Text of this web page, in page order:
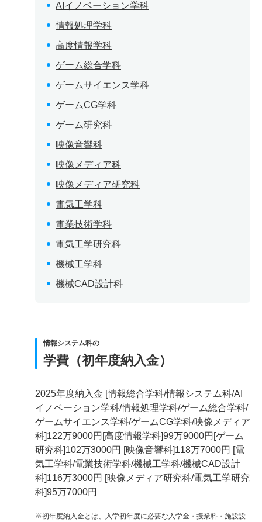
AIイノベーション学科
情報処理学科
高度情報学科
ゲーム総合学科
ゲームサイエンス学科
ゲームCG学科
ゲーム研究科
映像音響科
映像メディア科
映像メディア研究科
電気工学科
電業技術学科
電気工学研究科
機械工学科
機械CAD設計科
情報システム科の
学費（初年度納入金）
2025年度納入金 [情報総合学科/情報システム科/AI
イノベーション学科/情報処理学科/ゲーム総合学科/
ゲームサイエンス学科/ゲームCG学科/映像メディア
科]122万9000円[高度情報学科]99万9000円[ゲーム
研究科]102万3000円 [映像音響科]118万7000円 [電
気工学科/電業技術学科/機械工学科/機械CAD設計
科]116万3000円 [映像メディア研究科/電気工学研究
科]95万7000円
※初年度納入金とは、入学初年度に必要な入学金・授業料・施設設